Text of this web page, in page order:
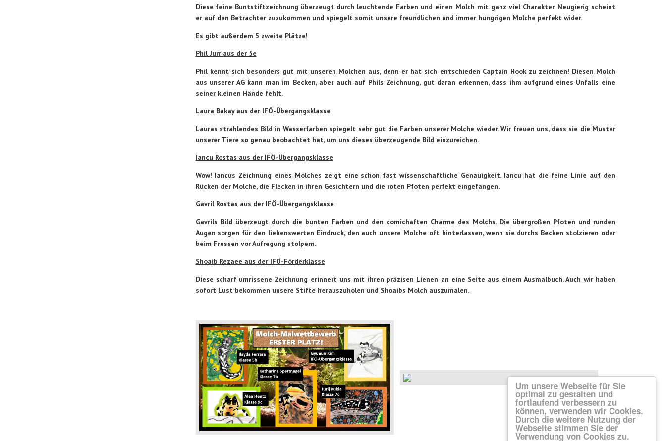
Um unsere Webseite für Sie
optimal zu gestalten und
fortlaufend verbessern zu
können, verwenden wir Cookies.
Durch die weitere Nutzung der
Webseite stimmen Sie der
Verwendung von Cookies zu.
Diese feine Buntstiftzeichnung überzeugt durch leuchtende Farben und einen Molch mit ganz viel Charakter. Neugierig scheint
er auf den Betrachter zuzukommen und spiegelt somit unsere freundlichen und immer hungrigen Molche perfekt wider.
Es gibt außerdem 5 zweite Plätze!
Phil Jurr aus der 5e
Phil kennt sich besonders gut mit unseren Molchen aus, denn er hat sich entschieden Captain Hook zu zeichnen! Diesen Molch
aus unserer AG kann man im Becken, aber auch auf Phils Zeichnung, gut daran erkennen, dass ihm aufgrund eines Unfalls eine
seiner kleinen Hände fehlt.
Laura Bakay aus der IFÖ-Übergangsklasse
Lauras strahlendes Bild in Wasserfarben spiegelt sehr gut die Farben unserer Molche wieder. Wir freuen uns, dass sie die Muster
unserer Tiere so genau beobachtet hat, um uns dieses überzeugende Bild einzureichen.
Iancu Rostas aus der IFÖ-Übergangsklasse
Wow! Iancus Zeichnung eines Molches zeigt eine schon fast wissenschaftliche Genauigkeit. Iancu hat die feine Linie auf den
Rücken der Molche, die Flecken in ihren Gesichtern und die roten Pfoten perfekt eingefangen.
Gavril Rostas aus der IFÖ-Übergangsklasse
Gavrils Bild überzeugt durch die bunten Farben und den comichaften Charme des Molchs. Die übergroßen Pfoten und runden
Augen sorgen für den liebenswerten Eindruck, den auch unsere Molche oft hinterlassen, wenn sie durchs Becken stolzieren oder
beim Fressen vor Aufregung stolpern.
Shoaib Rezaee aus der IFÖ-Förderklasse
Diese scharf umrissene Zeichnung erinnert uns mit ihren präzisen Lienen an eine Seite aus einem Ausmalbuch. Auch wir haben
sofort Lust bekommen unsere Stifte herauszuholen und Shoaibs Molch auszumalen.